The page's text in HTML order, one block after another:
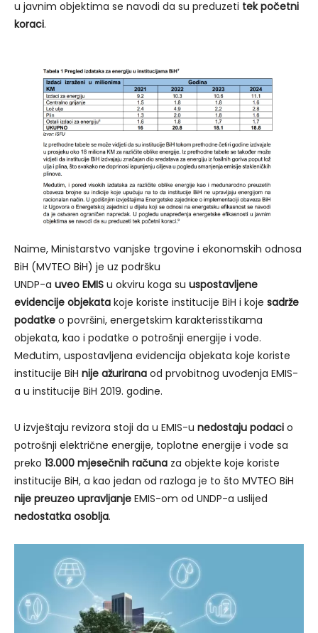
u javnim objektima se navodi da su preduzeti tek početni
koraci.
Naime, Ministarstvo vanjske trgovine i ekonomskih odnosa
BiH (MVTEO BiH) je uz podršku
UNDP-a uveo EMIS u okviru koga su uspostavljene
evidencije objekata koje koriste institucije BiH i koje sadrže
podatke o površini, energetskim karakterisstikama
objekata, kao i podatke o potrošnji energije i vode.
Međutim, uspostavljena evidencija objekata koje koriste
institucije BiH nije ažurirana od prvobitnog uvođenja EMIS-
a u institucije BiH 2019. godine.
U izvještaju revizora stoji da u EMIS-u nedostaju podaci o
potrošnji električne energije, toplotne energije i vode sa
preko 13.000 mjesečnih računa za objekte koje koriste
institucije BiH, a kao jedan od razloga je to što MVTEO BiH
nije preuzeo upravljanje EMIS-om od UNDP-a uslijed
nedostatka osoblja.